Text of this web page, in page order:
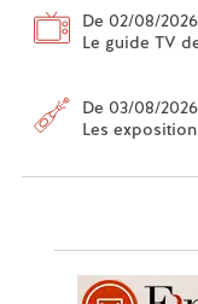
De 02/08/
Le guide TV
De 03/08/
Les